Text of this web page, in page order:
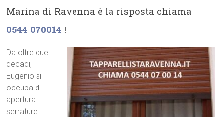
Marina di Ravenna è la risposta chiama
0544 070014 !
Da oltre due
decadi,
Eugenio si
occupa di
apertura
serrature